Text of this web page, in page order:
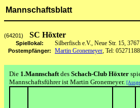
Mannschaftsblatt
(64201) SC Höxter
Spiellokal: Silberfisch e.V., Neue Str. 15,
Postempfänger: Martin Gronemeyer, Tel:
Die 1.Mannschaftdes Schach-Club Höxter
Mannschaftsführer ist Martin Gronemeyer.